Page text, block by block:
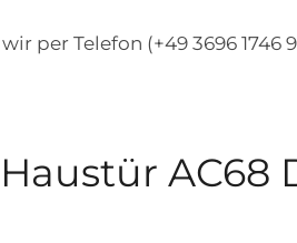
per Telefon (+49 3696
AC68